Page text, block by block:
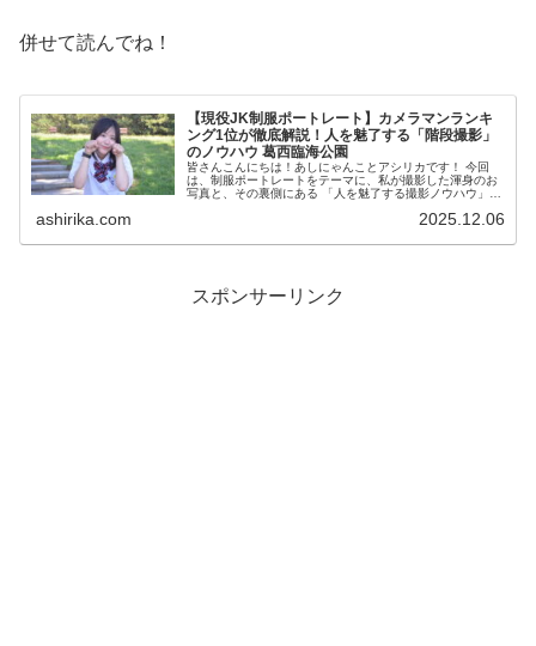
併せて読んでね！
【現役JK制服ポートレート】カメラマンランキ
ング1位が徹底解説！人を魅了する「階段撮影」
のノウハウ 葛西臨海公園
皆さんこんにちは！あしにゃんことアシリカです！ 今回
は、制服ポートレートをテーマに、私が撮影した渾身のお
写真と、その裏側にある 「人を魅了する撮影ノウハウ」
ashirika.com 2025.12.06
スポンサーリンク